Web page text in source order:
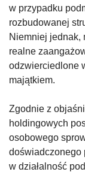
w przypadku
rozbudowanej
Niemniej jednak,
realne
odzwierciedlone
majątkiem.
Zgodnie z
holdingowych
osobowego
doświadczonego
w działalność